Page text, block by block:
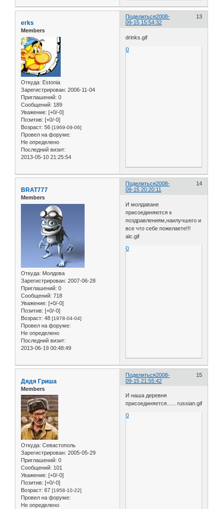
Поделиться 13
2008-
09-15 15:54:32
erks
Members
Откуда: Estonia
Зарегистрирован: 2006-11-04
Приглашений: 0
Сообщений: 189
Уважение: [+0/-0]
Позитив: [+0/-0]
Возраст: 56 [1969-09-06]
Провел на форуме:
Не определено
Последний визит:
2013-05-10 21:25:54
drinks.gif
0
Поделиться 14
2008-
09-15 20:20:11
BRAT777
Members
Откуда: Молдова
Зарегистрирован: 2007-06-28
Приглашений: 0
Сообщений: 718
Уважение: [+0/-0]
Позитив: [+0/-0]
Возраст: 48 [1978-04-04]
Провел на форуме:
Не определено
Последний визит:
2013-06-19 00:48:49
И молдаване
присоединяются к
поздравлениям,наилучшего и
все что себе пожелаете!!!
alc.gif
0
Поделиться 15
2008-
09-15 21:55:42
Дядя Гриша
Members
Откуда: Севастополь
Зарегистрирован: 2005-05-29
Приглашений: 0
Сообщений: 101
Уважение: [+0/-0]
Позитив: [+0/-0]
Возраст: 67 [1958-10-22]
Провел на форуме:
Не определено
И наша деревня
присоединяется...... russian.gif
0